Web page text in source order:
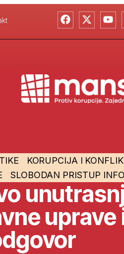
KORUPCIJA I
SLOBODAN PRISTUP
uprave